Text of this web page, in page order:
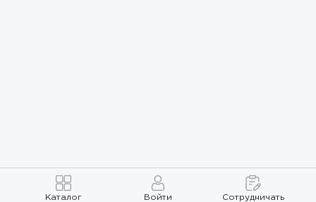
Каталог Войти Сотрудничать